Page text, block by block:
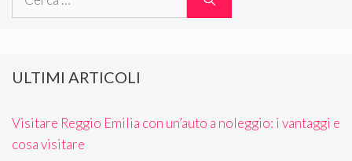
ULTIMI ARTICOLI
Visitare Reggio Emilia con un’auto a noleggio: i vantaggi e
cosa visitare